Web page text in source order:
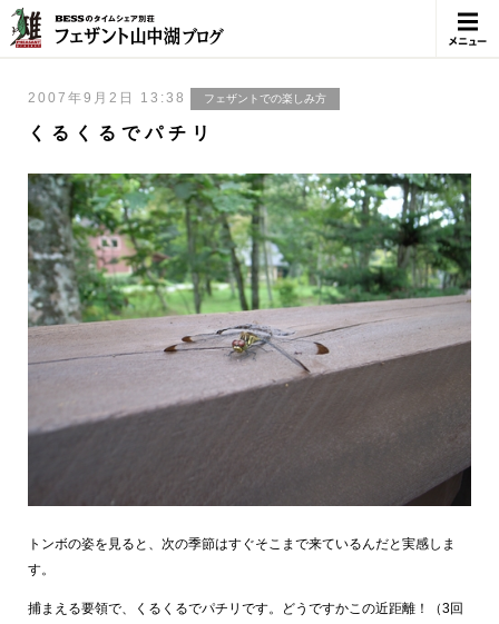
メニュ
2007年9月2日 13:38 フェザントでの楽しみ方
くるくるでパチリ
トンボの姿を見ると、次の季節はすぐそこまで来ているんだと実感しま
す。
捕まえる要領で、くるくるでパチリです。どうですかこの近距離！（3回